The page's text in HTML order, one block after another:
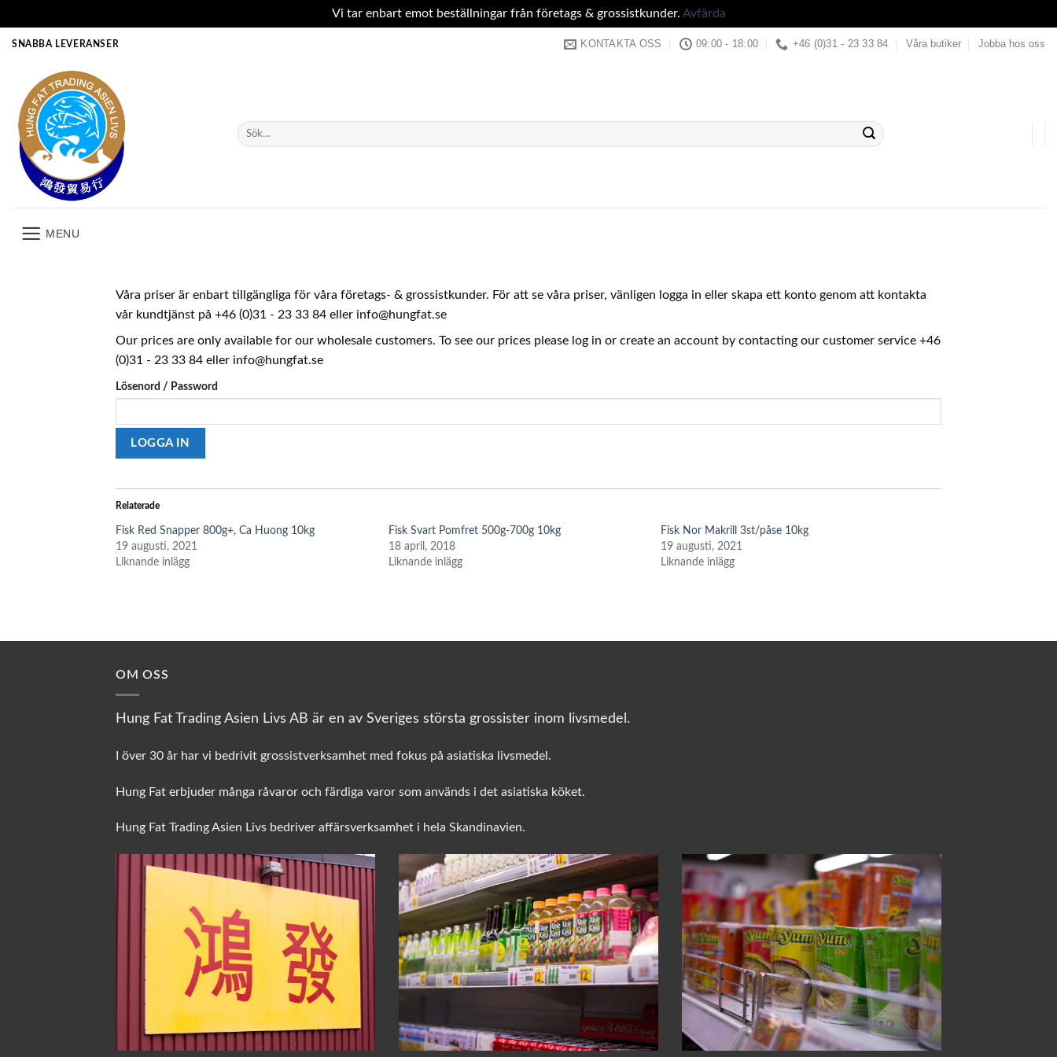
Vi tar enbart emot beställningar från företags & grossistkunder. Avfärda
SNABBA LEVERANSER KONTAKTA OSS 09:00 - 18:00 +46 (0)31 - 23 33 84 Våra butiker Jobba hos oss
Sök
efter:
MENU
Våra priser är enbart tillgängliga för våra företags- & grossistkunder. För att se våra priser, vänligen logga in eller skapa ett konto genom att kontakta
vår kundtjänst på +46 (0)31 - 23 33 84 eller info@hungfat.se
Our prices are only available for our wholesale customers. To see our prices please log in or create an account by contacting our customer service +46
(0)31 - 23 33 84 eller info@hungfat.se
Lösenord / Password
Relaterade
Fisk Red Snapper 800g+, Ca Huong 10kg
19 augusti, 2021
Liknande inlägg
Fisk Svart Pomfret 500g-700g 10kg
18 april, 2018
Liknande inlägg
Fisk Nor Makrill 3st/påse 10kg
19 augusti, 2021
Liknande inlägg
OM OSS
Hung Fat Trading Asien Livs AB är en av Sveriges största grossister inom livsmedel.
I över 30 år har vi bedrivit grossistverksamhet med fokus på asiatiska livsmedel.
Hung Fat erbjuder många råvaror och färdiga varor som används i det asiatiska köket.
Hung Fat Trading Asien Livs bedriver affärsverksamhet i hela Skandinavien.